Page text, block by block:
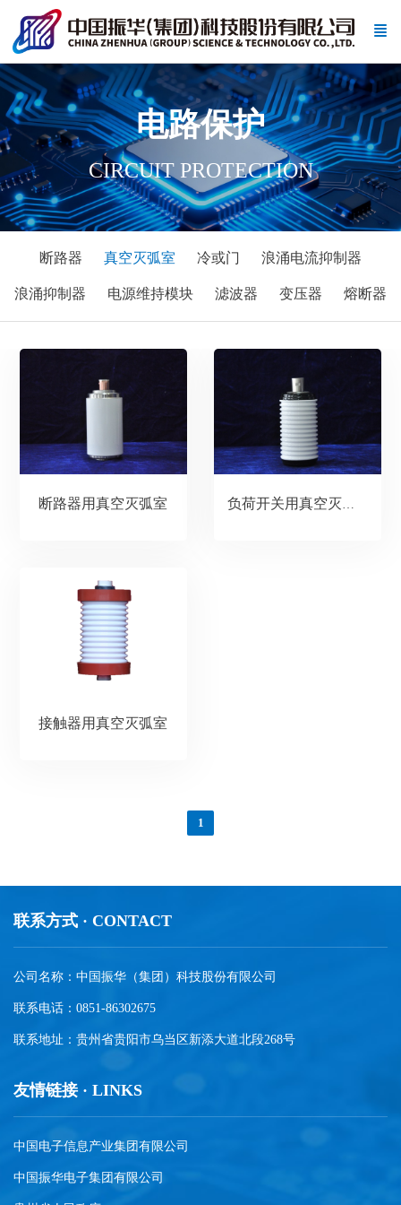
电路保护
CIRCUIT PROTECTION
断路器 真空灭弧室 冷或门 浪涌电流抑制器
浪涌抑制器 电源维持模块 滤波器 变压器 熔断器
断路器用真空灭弧室 负荷开关用真空灭弧室
接触器用真空灭弧室
1
联系方式 · CONTACT
公司名称：中国振华（集团）科技股份有限公司
联系电话：0851-86302675
联系地址：贵州省贵阳市乌当区新添大道北段268号
友情链接 · LINKS
中国电子信息产业集团有限公司
中国振华电子集团有限公司